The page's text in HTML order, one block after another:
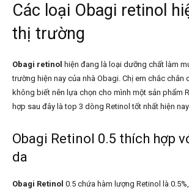
Các loại Obagi retinol
thị trường
Obagi retinol hiện đang là loại dưỡng chất làm
trường hiện nay của nhà Obagi. Chị em chắc chắn
không biết nên lựa chọn cho mình một sản phẩm
hợp sau đây là top 3 dòng Retinol tốt nhất hiện
Obagi Retinol 0.5 thích hợp
da
Obagi Retinol 0.5 chứa hàm lượng Retinol là